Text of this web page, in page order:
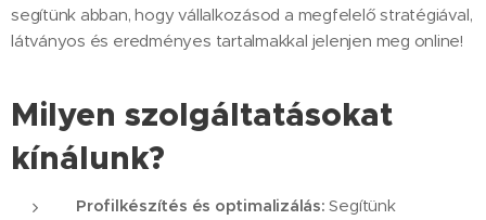
segítünk abban, hogy vállalkozásod a megfelelő stratégiával,
látványos és eredményes tartalmakkal jelenjen meg online!
Milyen szolgáltatásokat
kínálunk?
Profilkészítés és optimalizálás: Segítünk